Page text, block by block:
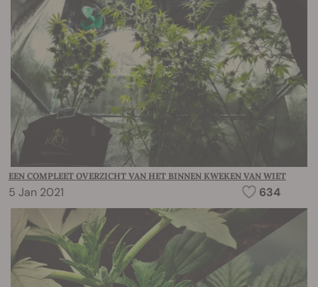
EEN COMPLEET OVERZICHT VAN HET BINNEN KWEKEN VAN WIET
5 Jan 2021 634